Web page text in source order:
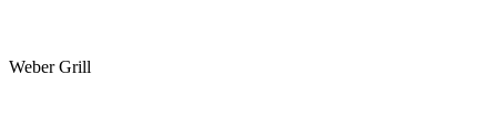
Weber Grill